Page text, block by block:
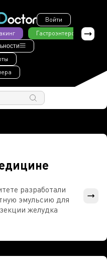
Войти
Гастроэнтерология
разработали
эмульсию для
желудка